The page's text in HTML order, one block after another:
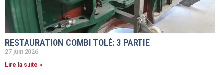
RESTAURATION COMBI TOLÉ: 3 PARTIE
27 juin 2026
Lire la suite »